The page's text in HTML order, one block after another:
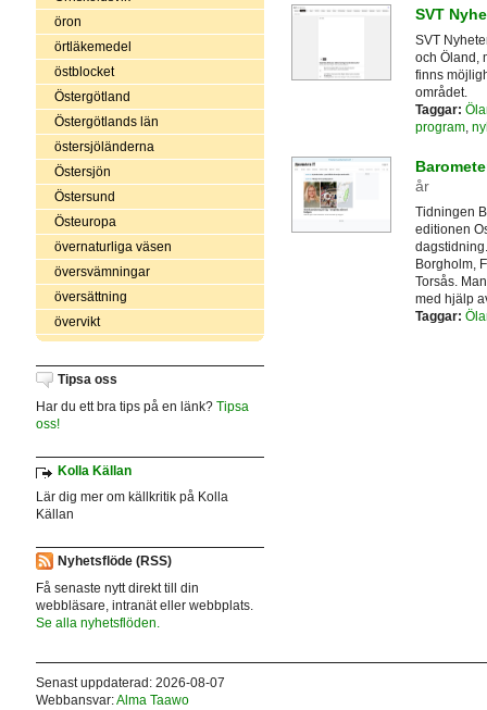
öron
örtläkemedel
östblocket
Östergötland
Östergötlands län
östersjöländerna
Östersjön
Östersund
Östeuropa
övernaturliga väsen
översvämningar
översättning
övervikt
Tipsa oss
Har du ett bra tips på en länk? Tipsa
oss!
Kolla Källan
Lär dig mer om källkritik på Kolla
Källan
Nyhetsflöde (RSS)
Få senaste nytt direkt till din
webbläsare, intranät eller webbplats.
Se alla nyhetsflöden.
SVT
SVT
och Öland,
finns
området.
Taggar:
program,
år
Tidningen
editionen
Borgholm,
Torsås.
med hjälp
Taggar:
Senast uppdaterad: 2026-08-07
Webbansvar:Alma Taawo